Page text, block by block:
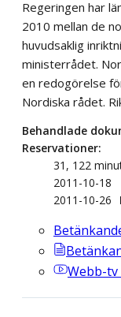
Regeringen har
2010 mellan de
huvudsaklig
ministerrådet.
en redogörelse
Nordiska rådet.
Behandlade
Reservationer
31, 122
2011-10-18
2011-10-26
Webb-tv